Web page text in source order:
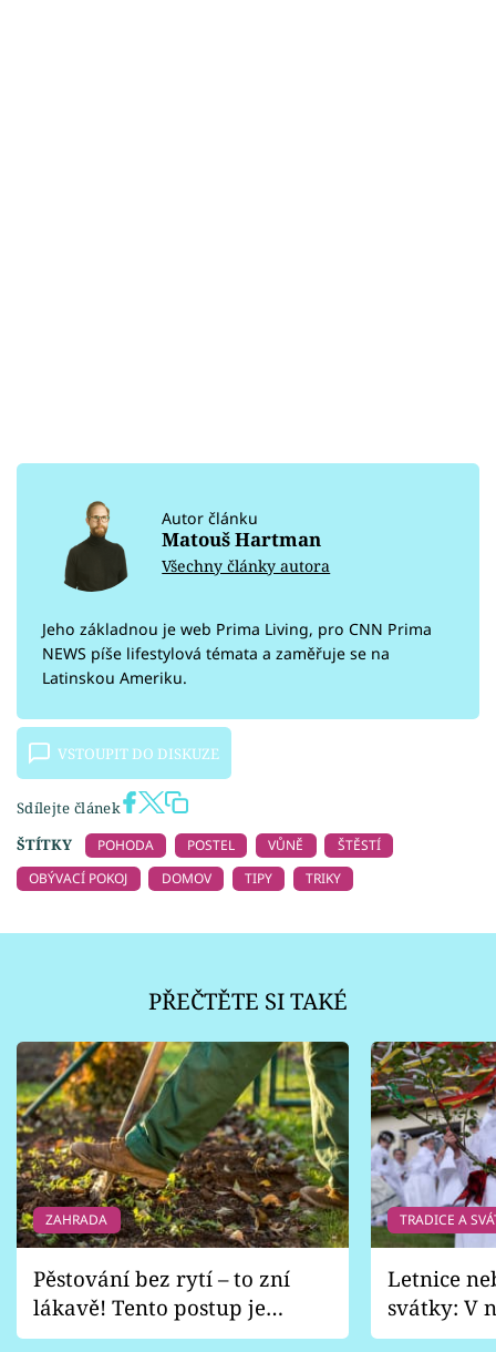
Autor článku
Matouš Hartman
Všechny články autora
Jeho základnou je web Prima Living, pro CNN Prima
NEWS píše lifestylová témata a zaměřuje se na
Latinskou Ameriku.
VSTOUPIT DO DISKUZE
Sdílejte článek
ŠTÍTKY
POHODA POSTEL VŮNĚ
ŠTĚSTÍ
OBÝVACÍ POKOJ
DOMOV TIPY TRIKY
PŘEČTĚTE SI TAKÉ
ZAHRADA
Pěstování bez rytí – to zní
lákavě! Tento postup je
vhodný jen pro některé
TRADICE A
Letnice
svátky: V
pondělí